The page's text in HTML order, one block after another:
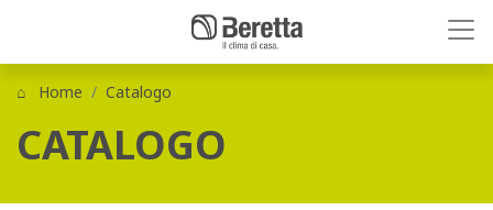
Home Catalogo
CATALOGO